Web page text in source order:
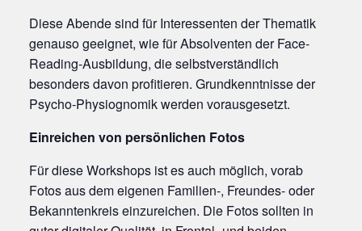
Diese Abende sind für Interessenten der Thematik
genauso geeignet, wie für Absolventen der Face-
Reading-Ausbildung, die selbstverständlich
besonders davon profitieren. Grundkenntnisse der
Psycho-Physiognomik werden vorausgesetzt.
Einreichen von persönlichen Fotos
Für diese Workshops ist es auch möglich, vorab
Fotos aus dem eigenen Familien-, Freundes- oder
Bekanntenkreis einzureichen. Die Fotos sollten in